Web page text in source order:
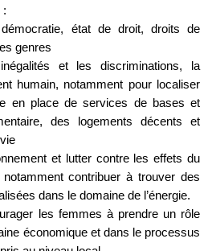
:
état de droit, droits de
genres
et les discriminations, la
humain, notamment pour localiser
en place de services de bases et
des logements décents et
et lutter contre les effets du
contribuer à trouver des
dans le domaine de l’énergie.
les femmes à prendre un rôle
économique et dans le processus